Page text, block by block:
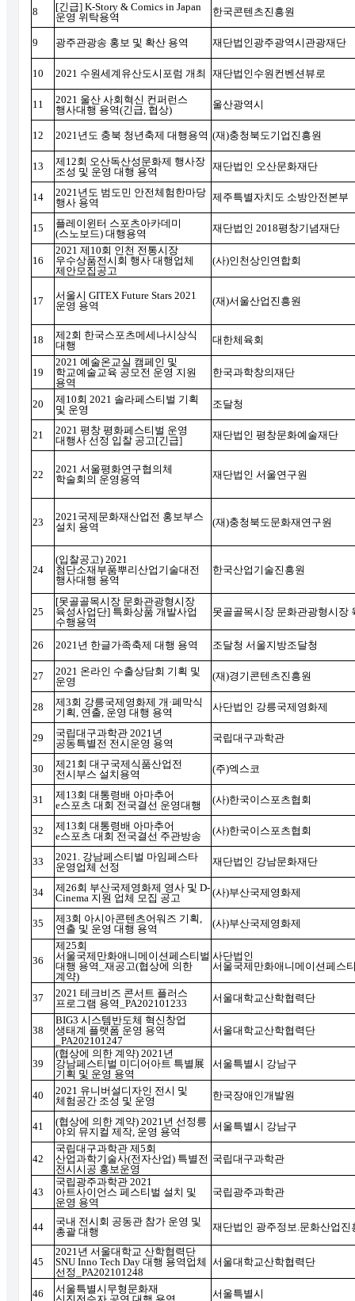
8 [긴급] K-Story & Comics in Japan
운영 위탁용역
한국콘텐츠진흥원
9 광주관광송 홍보 및 확산 용역 재단법인광주광역시관광재단
10 2021 수원세계유산도시포럼 개최 재단법인수원컨벤션뷰로
11 2021 울산 사회혁신 컨퍼런스
행사대행 용역(긴급, 협상) 울산광역시
12 2021년도 충북 청년축제 대행용역 (재)충청북도기업진흥원
13 제 12회 오산독산성문화제 행사장
조성 및 운영 대행 용역
재단법인 오산문화재단
14 2021년도 범도민 안전체험한마당
행사 용역
제주특별자치도 소방안전본부
15
플레이윈터 스포츠아카데미
(스노보드) 대행용역 재단법인 2018평창기념재단
16
2021 제 10회 인천 전통시장
우수상품전시회 행사 대행업체
제안모집공고
(사)인천상인연합회
17 서울시 GITEX Future Stars 2021
운영 용역
(재)서울산업진흥원
18 제2회 한국스포츠메세나시상식
대행
대한체육회
19
2021 예술온교실 캠페인 및
학교예술교육 공모전 운영 지원
용역
한국과학창의재단
20 제 10회 2021 솔라페스티벌 기획
및 운영
조달청
21 2021 평창 평화페스티벌 운영
대행사 선정 입찰 공고[긴급] 재단법인 평창문화예술재단
22 2021 서울평화연구협의체
학술회의 운영용역
재단법인 서울연구원
23 2021국제문화재산업전 홍보부스
설치 용역
(재)충청북도문화재연구원
24
(입찰공고) 2021
첨단소재부품뿌리산업기술대전
행사대행 용역
한국산업기술진흥원
25
[못골골목시장 문화관광형시장
육성사업단] 특화상품 개발사업
수행용역
못골골목시장 문화관광형시장
26 2021년 한글가족축제 대행 용역 조달청 서울지방조달청
27 2021 온라인 수출상담회 기획 및
운영
(재)경기콘텐츠진흥원
28 제3회 강릉국제영화제 개 ·폐막식
기획, 연출, 운영 대행 용역 사단법인 강릉국제영화제
29 국립대구과학관 2021년
공동특별전 전시운영 용역
국립대구과학관
30 제21회 대구국제식품산업전
전시부스 설치용역
(주)엑스코
31 제 13회 대통령배 아마추어
e스포츠 대회 전국결선 운영대행 (사)한국이스포츠협회
32 제 13회 대통령배 아마추어
e스포츠 대회 전국결선 주관방송 (사)한국이스포츠협회
33 2021. 강남페스티벌 마임페스타
운영업체 선정
재단법인 강남문화재단
34 제26회 부산국제영화제 영사 및 D-
Cinema 지원 업체 모집 공고 (사)부산국제영화제
35 제3회 아시아콘텐츠어워즈 기획,
연출 및 운영 대행 용역
(사)부산국제영화제
36
제25회
서울국제만화애니메이션페스티벌
대행 용역 재공고(협상에 의한
계약)
사단법인
서울국제만화애니메이션페스
37 2021 테크비즈 콘서트 플러스
프로그램 용역 _PA202101233 서울대학교산학협력단
38
BIG3 시스템반도체 혁신창업
생태계 플랫폼 운영 용역
_PA202101247
서울대학교산학협력단
39
(협상에 의한 계약) 2021년
강남페스티벌 미디어아트 특별 展
기획 및 운영 용역
서울특별시 강남구
40 2021 유니버설디자인 전시 및
체험공간 조성 및 운영
한국장애인개발원
41 (협상에 의한 계약) 2021년 선정릉
야외 뮤지컬 제작, 운영 용역 서울특별시 강남구
42
국립대구과학관 제5회
산업과학기술사(전자산업) 특별전
전시시공 홍보운영
국립대구과학관
43
국립광주과학관 2021
아트사이언스 페스티벌 설치 및
운영 용역
국립광주과학관
44
국내 전시회 공동관 참가 운영 및
총괄 대행
재단법인 광주정보.문화산업진
45
2021년 서울대학교 산학협력단
SNU Inno Tech Day 대행 용역업체
선정 _PA202101248
서울대학교산학협력단
46
서울특별시무형문화재
서울특별시